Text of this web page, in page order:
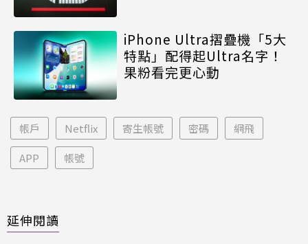
iPhone Ultra摺疊機「5大
特點」配得起Ultra名字！
果粉看完更心動
帳戶 Netflix 寄生帳號 密碼 網飛
APP 帳號
延伸閱讀